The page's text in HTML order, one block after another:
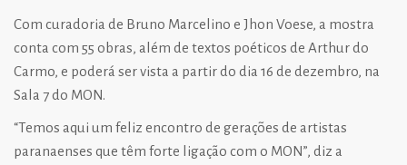
Com curadoria de Bruno Marcelino e Jhon Voese, a mostra
conta com 55 obras, além de textos poéticos de Arthur do
Carmo, e poderá ser vista a partir do dia 16 de dezembro, na
Sala 7 do MON.
“Temos aqui um feliz encontro de gerações de artistas
paranaenses que têm forte ligação com o MON”, diz a